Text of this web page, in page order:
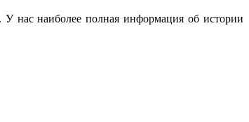
нас наиболее полная информация об истории